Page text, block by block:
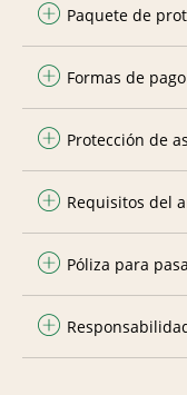
Paquete de
Formas de pago
Protección de
Requisitos del
Póliza para